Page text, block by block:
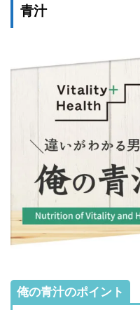
青汁
俺の青汁のポイント